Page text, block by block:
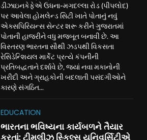
ડીઝાઇનકેફેએ ઉધના-મગદલ્લા રોડ (પીપલોદ)
પર આવેલા હોમલેન્ડ સિટી ખાતે પોતાનું નવું
એક્સપિરિયન્સ સેન્ટર શરૂ કરીને ગુજરાતમાં
પોતાની હાજરીને વધુ મજબૂત બનાવી છે. આ
વિસ્તરણ ભારતના સૌથી ઝડપથી વિકસતા
રેસિડેન્શિયલ માર્કેટ પ્રત્યે કંપનીની
પ્રતિબદ્ધતાને દર્શાવે છે, જ્યાં નવા મકાનોની
ખરીદી અને ગ્રાહકોની બદલાતી પસંદગીઓને
કારણે સંગઠિત...
EDUCATION
ભારતના ભવિષ્યના કાર્યબળને તૈયાર
કરતાં: ટીમલીઝ સ્કિલ્સ યુનિવર્સિટીએ